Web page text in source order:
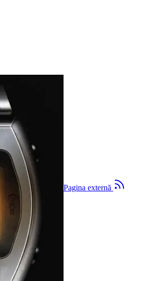
Pagina externă Pagina externă